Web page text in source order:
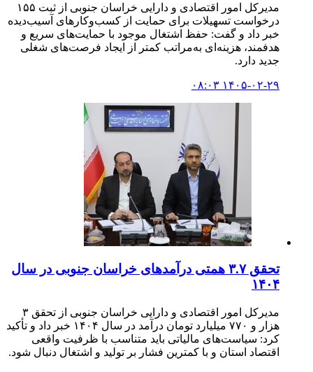
مدیرکل امور اقتصادی و دارایی خراسان جنوبی از ثبت ۱۵۵
درخواست تسهیلات برای حمایت از کسب‌وکارهای آسیب‌دیده
خبر داد و گفت: حفظ اشتغال موجود با حمایت‌های سریع و
هدفمند، هزینه‌ای به‌مراتب کمتر از ایجاد فرصت‌های شغلی
جدید دارد.
۱۴۰۵-۰۲-۲۹ ۰۸:۰۳
تحقق ۳.۷ همتی درآمدهای خراسان جنوبی در سال
۱۴۰۴
مدیرکل امور اقتصادی و دارایی خراسان جنوبی از تحقق ۳
هزار و ۷۷۰ میلیارد تومان درآمد در سال ۱۴۰۴ خبر داد و تأکید
کرد: سیاست‌های مالیاتی باید متناسب با ظرفیت واقعی
اقتصاد استان و با کمترین فشار بر تولید و اشتغال دنبال شود.